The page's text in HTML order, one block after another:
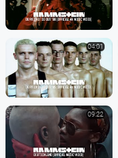
04:01
09:22